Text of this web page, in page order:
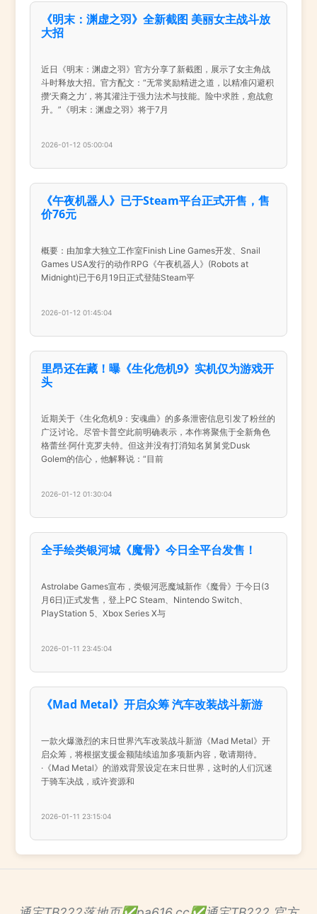
《明末：渊虚之羽》全新截图 美丽女主战斗放
大招
近日《明末：渊虚之羽》官方分享了新截图，展示了女主角战
斗时释放大招。官方配文：“无常奖励精进之道，以精准闪避积
攒‘天裔之力’，将其灌注于强力法术与技能。险中求胜，愈战愈
升。”《明末：渊虚之羽》将于7月
2026-01-12 05:00:04
《午夜机器人》已于Steam平台正式开售，售
价76元
概要：由加拿大独立工作室Finish Line Games开发、Snail
Games USA发行的动作RPG《午夜机器人》(Robots at
Midnight)已于6月19日正式登陆Steam平
2026-01-12 01:45:04
里昂还在藏！曝《生化危机9》实机仅为游戏开
头
近期关于《生化危机9：安魂曲》的多条泄密信息引发了粉丝的
广泛讨论。尽管卡普空此前明确表示，本作将聚焦于全新角色
格蕾丝·阿什克罗夫特。但这并没有打消知名舅舅党Dusk
Golem的信心，他解释说：“目前
2026-01-12 01:30:04
全手绘类银河城《魔骨》今日全平台发售！
Astrolabe Games宣布，类银河恶魔城新作《魔骨》于今日(3
月6日)正式发售，登上PC Steam、Nintendo Switch、
PlayStation 5、Xbox Series X与
2026-01-11 23:45:04
《Mad Metal》开启众筹 汽车改装战斗新游
一款火爆激烈的末日世界汽车改装战斗新游《Mad Metal》开
启众筹，将根据支援金额陆续追加多项新内容，敬请期待。
·《Mad Metal》的游戏背景设定在末日世界，这时的人们沉迷
于骑车决战，或许资源和
2026-01-11 23:15:04